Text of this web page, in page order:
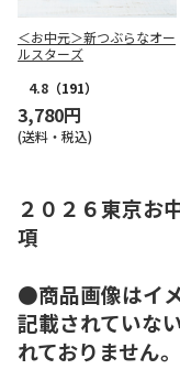
＜お中元＞新つぶらなオー
ルスターズ
4.8 （191）
3,780円
(送料・税込)
２０２６東京お
項
●商品画像はイ
記載されていな
れておりません